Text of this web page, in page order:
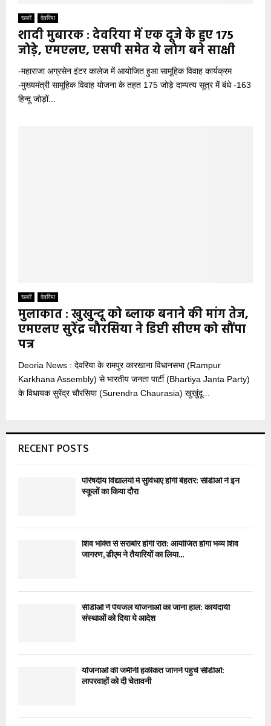
खबरें देवरिया
शादी मुबारक : देवरिया में एक दूजे के हुए 175
जोड़े, एमएलए, एसपी समेत ये लोग बने साक्षी
-महाराजा अग्रसेन इंटर कालेज में आयोजित हुआ सामूहिक विवाह कार्यक्रम
-मुख्यमंत्री सामूहिक विवाह योजना के तहत 175 जोड़े दाम्पत्य सूत्र में बंधे -163
हिन्दू जोड़ों...
खबरें देवरिया
मुलाकात : खुखुन्दू को ब्लाक बनाने की मांग तेज,
एमएलए सुरेंद्र चौरसिया ने डिप्टी सीएम को सौंपा
पत्र
Deoria News : देवरिया के रामपुर कारखाना विधानसभा (Rampur
Karkhana Assembly) से भारतीय जनता पार्टी (Bhartiya Janta Party)
के विधायक सुरेंद्र चौरसिया (Surendra Chaurasia) खुखुंदू...
RECENT POSTS
परिषदीय विद्यालयों में सुविधाएं होंगी बेहतर: सीडीओ ने इन
स्कूलों का किया दौरा
शिव भक्ति से सराबोर होगी रात: आयोजित होगा भव्य शिव
जागरण, डीएम ने तैयारियों का लिया...
सीडीओ ने पेयजल योजनाओं का जाना हाल: कार्यदायी
संस्थाओं को दिया ये आदेश
योजनाओं की जमीनी हकीकत जानने पहुंचे सीडीओ:
लापरवाहों को दी चेतावनी